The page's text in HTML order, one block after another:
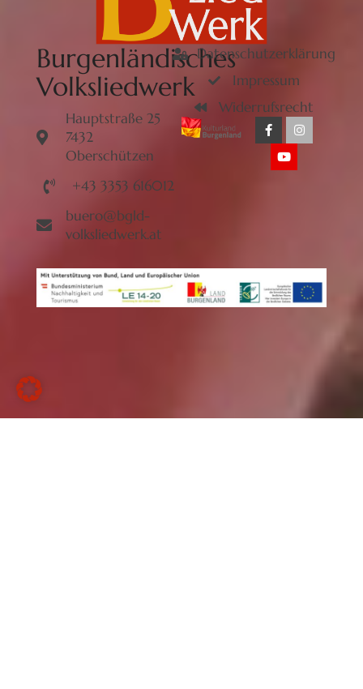
Burgenländisches
Volksliedwerk
Hauptstraße 25
7432
Oberschützen
+43 3353 616012
buero@bgld-
volksliedwerk.at
Datenschutzerklärung
Impressum
Widerrufsrecht